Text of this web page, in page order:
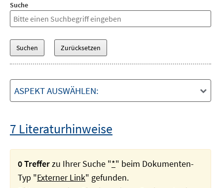
Suche
ASPEKT AUSWÄHLEN:
7 Literaturhinweise
0 Trefferzu Ihrer Suche "*" beim Dokumenten-
Typ "Externer Link" gefunden.